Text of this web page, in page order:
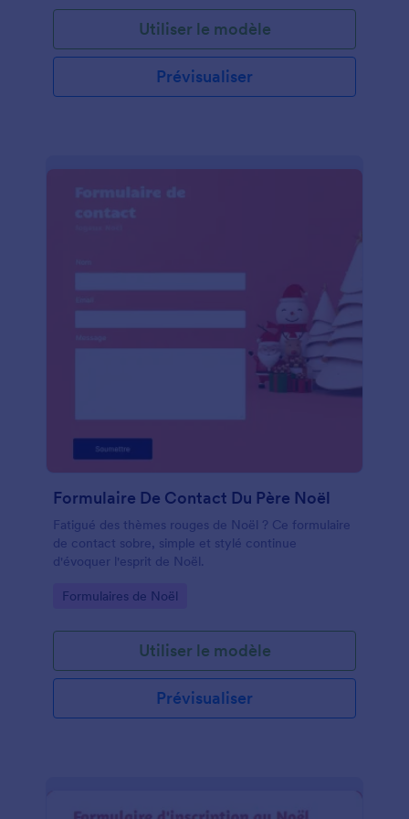
commande, de la date de commande, de la date et
heure de l'événement, des aliments sélectionnés
dans le menu, du mode et détails du paiement, ainsi
que des rappels. La section du menu alimentaire
utilise l'outil Tableau de saisie pour afficher les
montant total en déduisant la taxe. Grâce au widget
ID unique, un numéro de commande est généré
formulaire qui est très facile à utiliser.
Utiliser le modèle
Prévisualiser
Formulaire De Contact Du Père Noël
Fatigué des thèmes rouges de Noël ? Ce formulaire
de contact sobre, simple et stylé continue
d'évoquer l'esprit de Noël.
Go to Category:
Formulaires de Noël
Utiliser le modèle
Prévisualiser